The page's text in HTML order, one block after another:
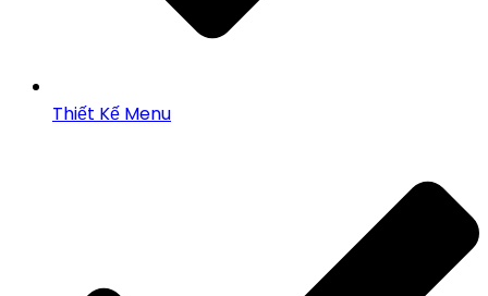
Thiết Kế Menu